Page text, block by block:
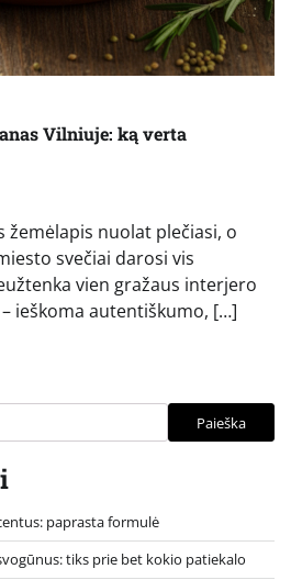
Vilniuje: ką verta
nuolat plečiasi, o
svečiai darosi vis
vien gražaus interjero
ieškoma autentiškumo, […]
Paieška
paprasta formulė
tiks prie bet kokio patiekalo